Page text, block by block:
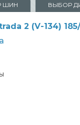
ШИН ВЫБОР
2 (V-134)